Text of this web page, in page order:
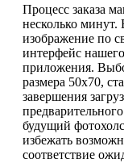
Процесс заказа
несколько минут.
изображение по
интерфейс
приложения.
размера 50х70,
завершения
будущий
избежать
соответствие